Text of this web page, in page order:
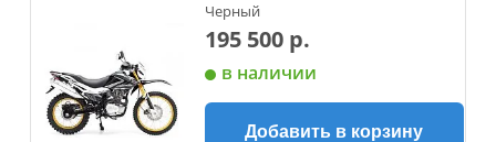
Черный
195 500 р.
в наличии
Добавить в корзину